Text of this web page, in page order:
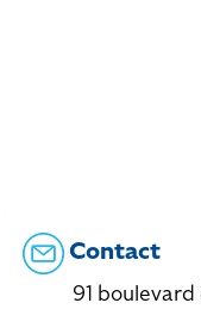
Contact
91 boulevard